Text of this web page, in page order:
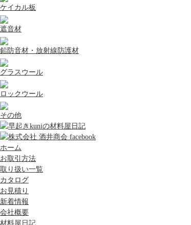
ケイカル板
遮音材
鉛防音材・放射線防護材
グラスウール
ロックウール
その他
ホーム
お取引方法
取り扱い一覧
カタログ
お見積り
新着情報
会社概要
材料屋日記